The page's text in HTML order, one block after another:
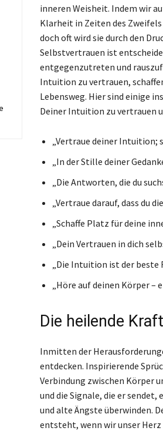
inneren Weisheit. Indem wir
Klarheit in Zeiten des
doch oft wird sie durch den
Selbstvertrauen ist
entgegenzutreten und
Intuition zu vertrauen,
Lebensweg. Hier sind einige
Deiner Intuition zu vertrauen
„Vertraue deiner Intuition;
„In der Stille deiner
„Die Antworten, die du
„Vertraue darauf, dass du
„Schaffe Platz für deine
„Dein Vertrauen in dich
„Die Intuition ist der
„Höre auf deinen Körper –
Die heilende
Inmitten der
entdecken. Inspirierende
Verbindung zwischen Körper
und die Signale, die er
und alte Ängste überwinden.
entsteht, wenn wir unser